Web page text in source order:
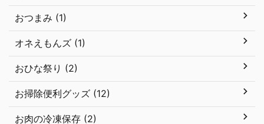
おつまみ (1)
オネえもんズ (1)
おひな祭り (2)
お掃除便利グッズ (12)
お肉の冷凍保存 (2)